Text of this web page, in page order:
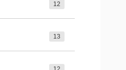
12
13